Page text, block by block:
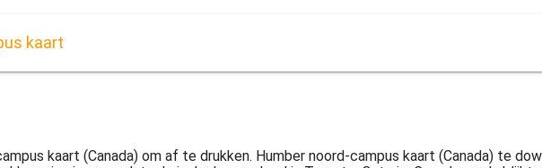
kaart
kaart (Canada) om af te drukken. Humber noord-campus kaart (Canada) te